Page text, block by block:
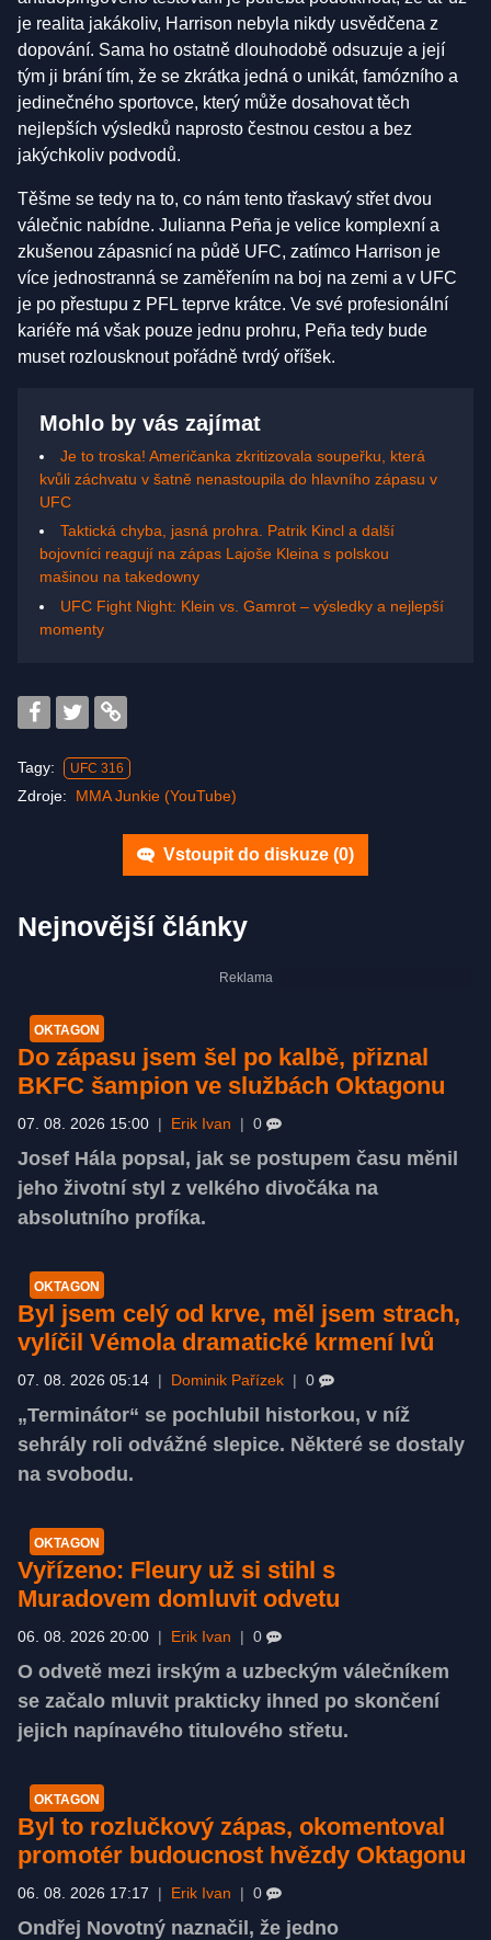
je realita jakákoliv, Harrison nebyla nikdy usvědčena z
dopování. Sama ho ostatně dlouhodobě odsuzuje a její
tým ji brání tím, že se zkrátka jedná o unikát, famózního a
jedinečného sportovce, který může dosahovat těch
nejlepších výsledků naprosto čestnou cestou a bez
jakýchkoliv podvodů.
Těšme se tedy na to, co nám tento třaskavý střet dvou
válečnic nabídne. Julianna Peña je velice komplexní a
zkušenou zápasnicí na půdě UFC, zatímco Harrison je
více jednostranná se zaměřením na boj na zemi a v UFC
je po přestupu z PFL teprve krátce. Ve své profesionální
kariéře má však pouze jednu prohru, Peña tedy bude
muset rozlousknout pořádně tvrdý oříšek.
Mohlo by vás zajímat
Je to troska! Američanka zkritizovala soupeřku, která
kvůli záchvatu v šatně nenastoupila do hlavního zápasu v
UFC
Taktická chyba, jasná prohra. Patrik Kincl a další
bojovníci reagují na zápas Lajoše Kleina s polskou
mašinou na takedowny
UFC Fight Night: Klein vs. Gamrot – výsledky a nejlepší
momenty
Tagy: UFC 316
Zdroje: MMA Junkie (YouTube)
Vstoupit do diskuze (0)
Nejnovější články
OKTAGON
Do zápasu jsem šel po kalbě, přiznal
BKFC šampion ve službách Oktagonu
07. 08. 2026 15:00 Erik Ivan 0
Josef Hála popsal, jak se postupem času měnil
jeho životní styl z velkého divočáka na
absolutního profíka.
OKTAGON
Byl jsem celý od krve, měl jsem strach,
vylíčil Vémola dramatické krmení lvů
07. 08. 2026 05:14 Dominik Pařízek 0
„Terminátor“ se pochlubil historkou, v níž
sehrály roli odvážné slepice. Některé se dostaly
na svobodu.
OKTAGON
Vyřízeno: Fleury už si stihl s
Muradovem domluvit odvetu
06. 08. 2026 20:00 Erik Ivan 0
O odvetě mezi irským a uzbeckým válečníkem
se začalo mluvit prakticky ihned po skončení
jejich napínavého titulového střetu.
OKTAGON
Byl to rozlučkový zápas, okomentoval
promotér budoucnost hvězdy Oktagonu
06. 08. 2026 17:17 Erik Ivan 0
Ondřej Novotný naznačil, že jedno